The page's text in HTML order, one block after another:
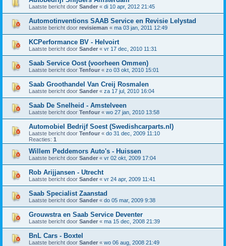
Laatste bericht door Sander « di 10 apr, 2012 21:45
Automotinventions SAAB Service en Revisie Lelystad
Laatste bericht door revisieman « ma 03 jan, 2011 12:49
KCPerformance BV - Helvoirt
Laatste bericht door Sander « vr 17 dec, 2010 11:31
Saab Service Oost (voorheen Ommen)
Laatste bericht door Tenfour « zo 03 okt, 2010 15:01
Saab Groothandel Van Creij Rosmalen
Laatste bericht door Sander « za 17 jul, 2010 16:04
Saab De Snelheid - Amstelveen
Laatste bericht door Tenfour « wo 27 jan, 2010 13:58
Automobiel Bedrijf Soest (Swedishcarparts.nl)
Laatste bericht door Tenfour « do 31 dec, 2009 11:10
Reacties: 1
Willem Peddemors Auto's - Huissen
Laatste bericht door Sander « vr 02 okt, 2009 17:04
Rob Arijjansen - Utrecht
Laatste bericht door Sander « vr 24 apr, 2009 11:41
Saab Specialist Zaanstad
Laatste bericht door Sander « do 05 mar, 2009 9:38
Grouwstra en Saab Service Deventer
Laatste bericht door Sander « ma 15 dec, 2008 21:39
BnL Cars - Boxtel
Laatste bericht door Sander « wo 06 aug, 2008 21:49